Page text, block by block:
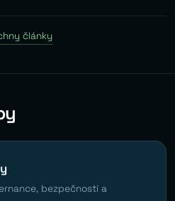
články
bezpečností a